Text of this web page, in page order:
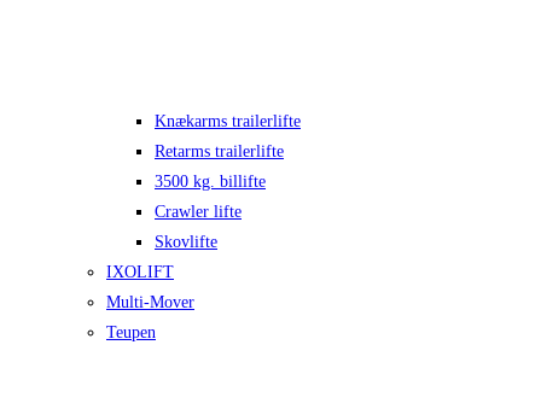
Knækarms trailerlifte
Retarms trailerlifte
3500 kg. billifte
Crawler lifte
Skovlifte
IXOLIFT
Multi-Mover
Teupen